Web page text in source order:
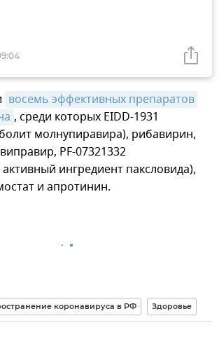
восемь эффективных препаратов
, среди которых EIDD-1931
молнупиравира), рибавирин,
PF-07321332
ингредиент паксловида),
и апротинин.
коронавируса в РФ Здоровье